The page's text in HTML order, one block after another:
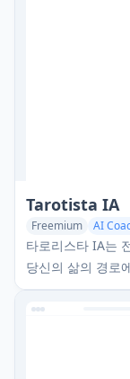
Tarotista IA
Freemium AI
타로리스타 IA는
당신의 삶의 경로
하는 혁신적인 AI